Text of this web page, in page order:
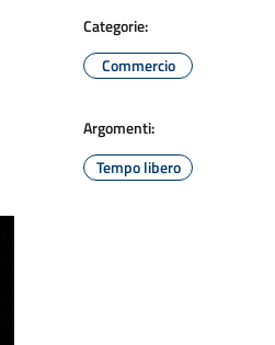
Categorie:
Commercio
Argomenti:
Tempo libero